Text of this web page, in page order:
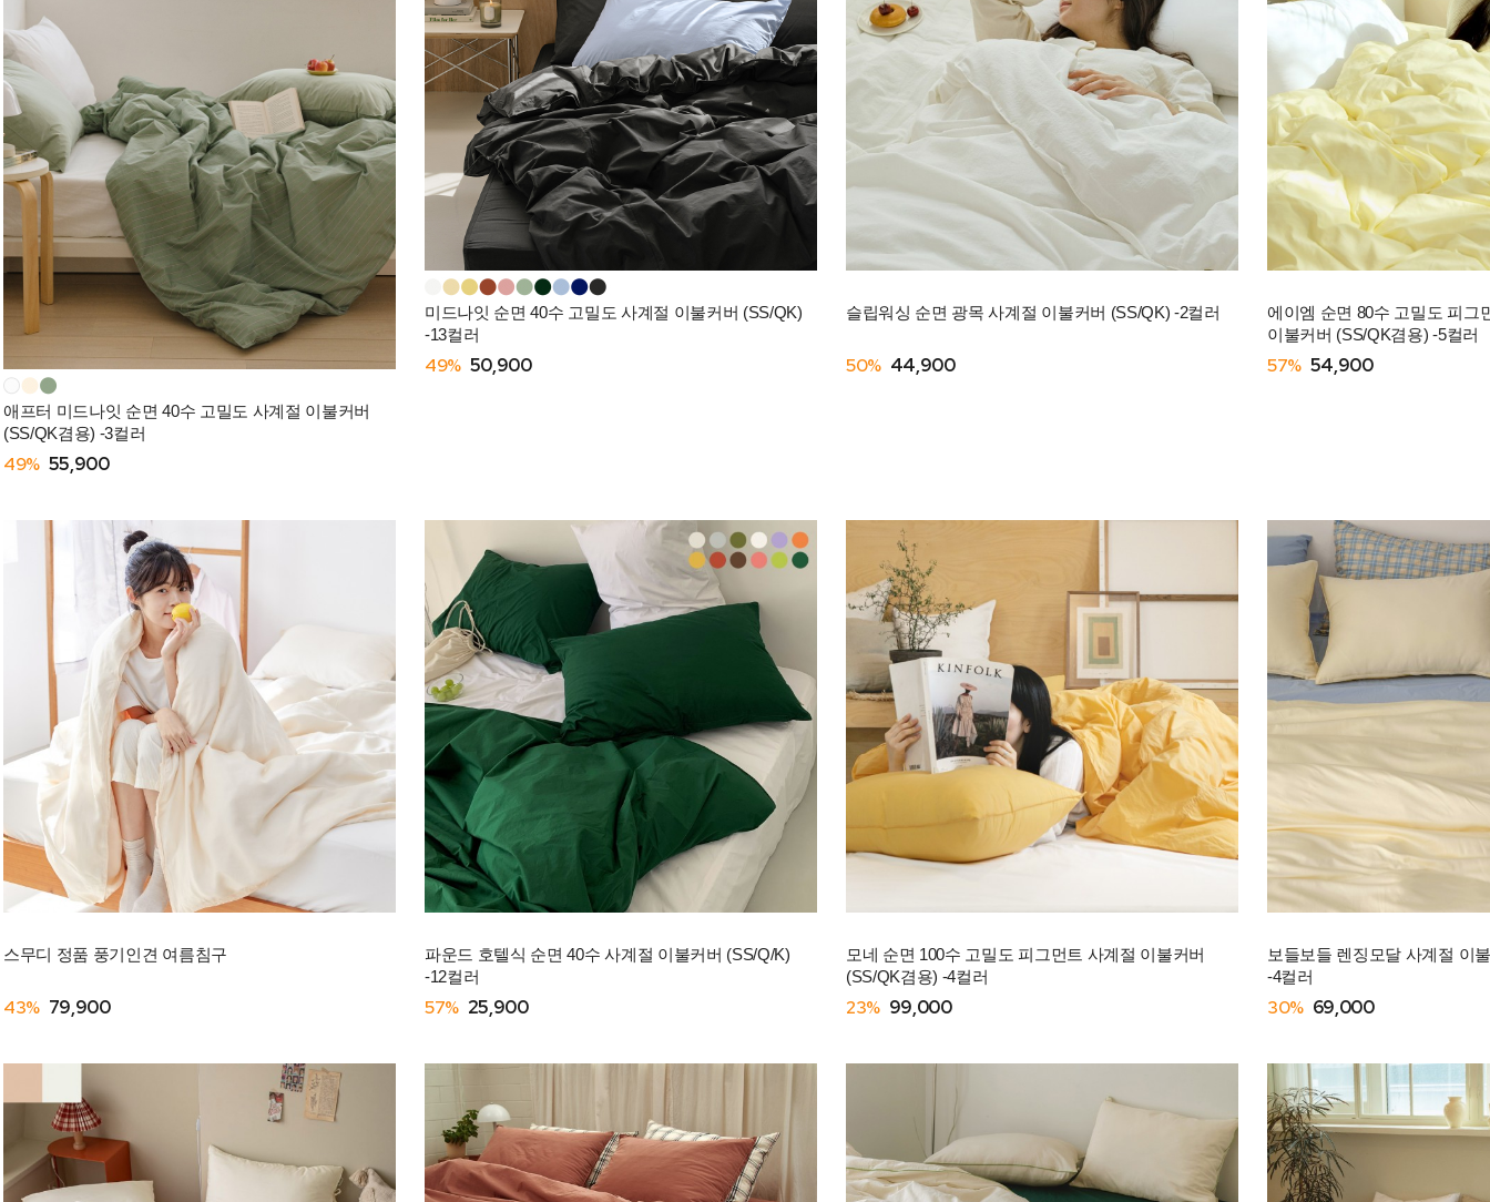
애프터 미드나잇 순면 40수 고밀도 사계절 이불커버
(SS/QK겸용) -3컬러
49% 55,900
미드나잇 순면 40수 고밀도 사계절 이불커버 (SS/QK)
-13컬러
49% 50,900
슬립워싱 순면 광목 사계절 이불커버 (SS/QK) -2컬러
50% 44,900
에이엠 순면 80수 고밀도 피그
이불커버 (SS/QK겸용) -5컬러
57% 54,900
스무디 정품 풍기인견 여름침구
43% 79,900
파운드 호텔식 순면 40수 사계절 이불커버 (SS/Q/K)
-12컬러
57% 25,900
모네 순면 100수 고밀도 피그먼트 사계절 이불커버
(SS/QK겸용) -4컬러
23% 99,000
보들보들 렌징모달 사계절 이
-4컬러
30% 69,000